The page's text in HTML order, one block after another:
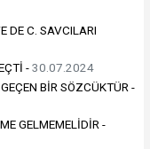
DE C. SAVCILARI
-30.07.2024
BİR SÖZCÜKTÜR -
GELMEMELİDİR -